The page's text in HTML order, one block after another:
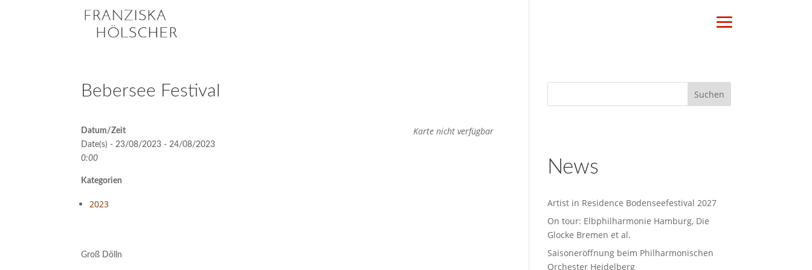
Bebersee Festival
Karte nicht verfügbar
Datum/Zeit
Date(s) - 23/08/2023 - 24/08/2023
0:00
Kategorien
2023
Groß Dölln
News
Artist in Residence Bodenseefestival 2027
On tour: Elbphilharmonie Hamburg, Die
Glocke Bremen et al.
Saisoneröffnung beim Philharmonischen
Orchester Heidelberg